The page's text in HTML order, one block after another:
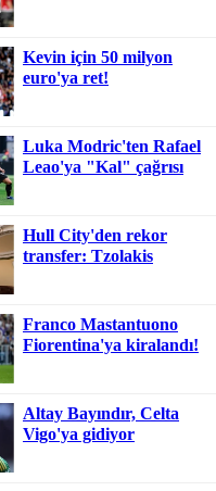
Kevin için 50 milyon
euro'ya ret!
Luka Modric'ten Rafael
Leao'ya "Kal" çağrısı
Hull City'den rekor
transfer: Tzolakis
Franco Mastantuono
Fiorentina'ya kiralandı!
Altay Bayındır, Celta
Vigo'ya gidiyor